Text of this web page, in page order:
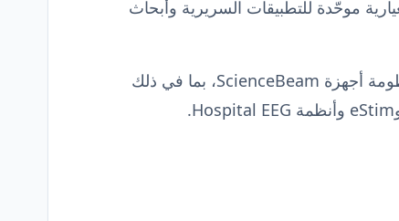
موحّدة للتطبيقات السريرية وأبحاث
صُممت لتكامل سلس مع منظومة أجهزة ScienceBeam، بما في ذلك